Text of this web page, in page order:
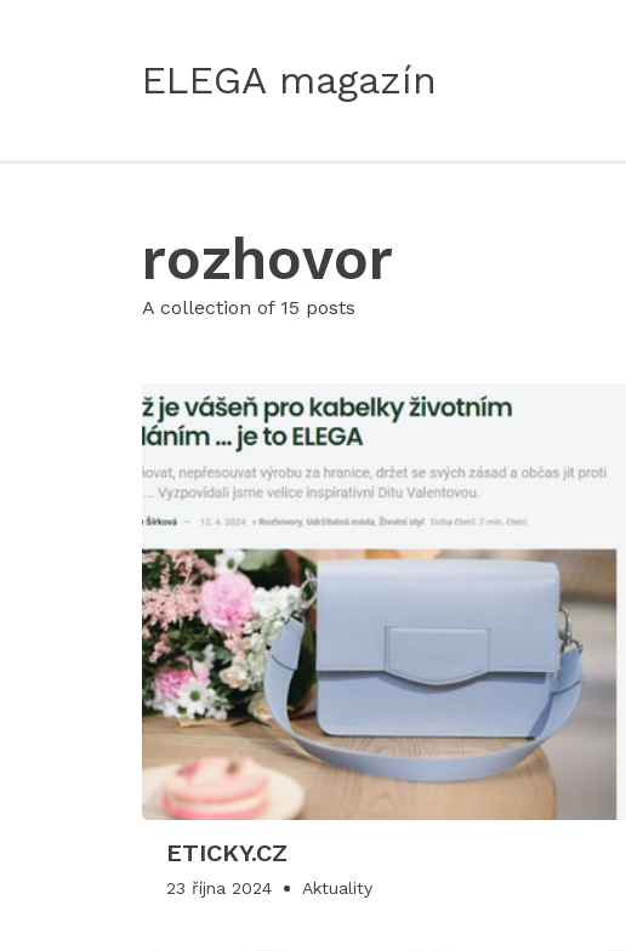
ELEGA magazín
rozhovor
A collection of 15 posts
ETICKY.CZ
23 října 2024 Aktuality